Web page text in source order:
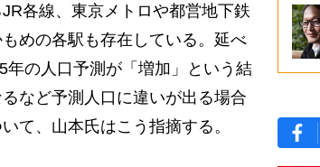
各線、東京メトロや都営地下鉄
めの各駅も存在している。延べ
の人口予測が「増加」という結
など予測人口に違いが出る場合
て、山本氏はこう指摘する。